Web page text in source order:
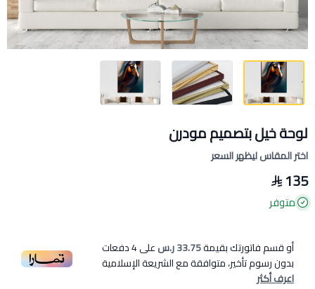
لوحة خيل بتصميم مودرن
اختر المقاس ليظهر السعر
135
متوفر
أو قسم فاتورتك بقيمة33.75 ر.س على4دفعات
بدون رسوم تأخير، متوافقة مع الشريعة الإسلامية
اعرف أكثر